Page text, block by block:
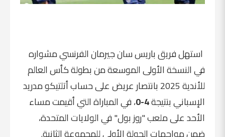
استهل فريق باريس سان جيرمان الفرنسي مشواره
في النسخة الأولى الموسعة من بطولة كأس العالم
للأندية 2025 بانتصار عريض على حساب أتلتيكو مدريد
الإسباني بنتيجة4-0 ، في المباراة التي أقيمت مساء
الأحد على ملعب "روز بول" في الولايات المتحدة،
ضمن مواجهات الجولة الأولى للمجموعة الثانية.